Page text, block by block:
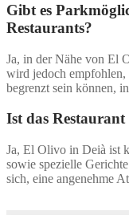
Gibt es
Restaurants?
Ja, in der Nähe von El
wird jedoch
begrenzt sein können,
Ist das
Ja, El Olivo in Deià ist
sowie spezielle
sich, eine angenehme